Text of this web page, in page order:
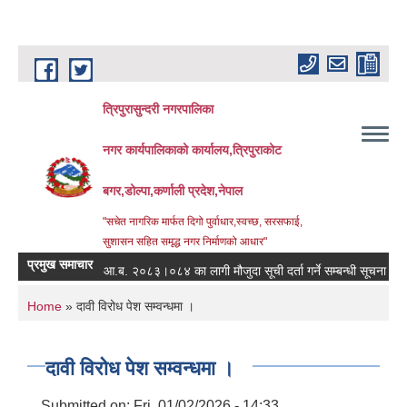
Skip to main content
त्रिपुरासुन्दरी नगरपालिका
नगर कार्यपालिकाको कार्यालय,त्रिपुराकोट
बगर,डोल्पा,कर्णाली प्रदेश,नेपाल
"सचेत नागरिक मार्फत दिगो पुर्वाधार,स्वच्छ, सरसफाई,
सुशासन सहित समृद्ध नगर निर्माणको आधार"
प्रमुख समाचारआ.ब. २०८३।०८४ का लागी मौजुदा सूची दर्ता गर्ने सम्बन्धी सूचना ।
You are here
Home » दावी विरोध पेश सम्वन्धमा ।
दावी विरोध पेश सम्वन्धमा ।